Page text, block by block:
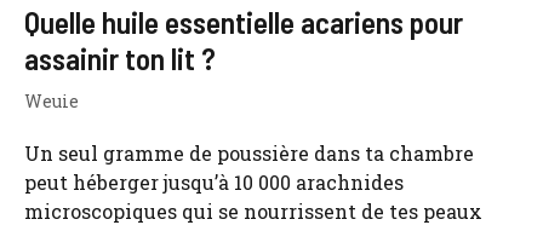
Quelle huile essentielle acariens pour
assainir ton lit ?
Weuie
Un seul gramme de poussière dans ta chambre
peut héberger jusqu’à 10 000 arachnides
microscopiques qui se nourrissent de tes peaux